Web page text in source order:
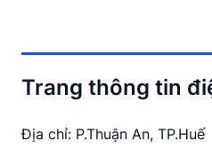
Trang thông tin
Địa chỉ: P.Thuận An, TP.Huế